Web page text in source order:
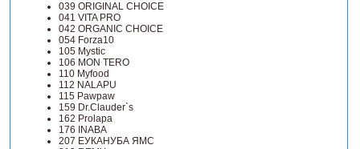
039 ORIGINAL CHOICE
041 VITA PRO
042 ORGANIC CHOICE
054 Forza10
105 Mystic
106 MON TERO
110 Myfood
112 NALAPU
115 Pawpaw
159 Dr.Clauder`s
162 Prolapa
176 INABA
207 ЕУКАНУБА ЯМС